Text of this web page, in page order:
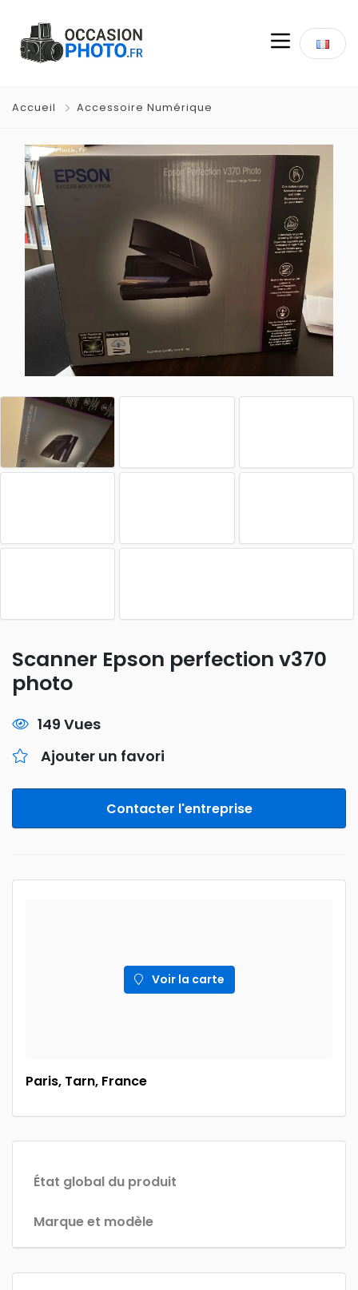
Accueil Accessoire Numérique
Scanner Epson perfection v370
photo
149 Vues
Ajouter un favori
Contacter l'entreprise
Voir la carte
Paris, Tarn, France
État global du produit
Marque et modèle